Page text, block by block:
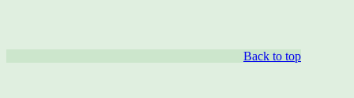
Back to top